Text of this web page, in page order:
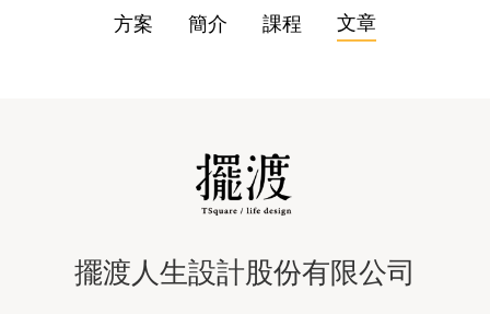
方案 簡介 課程 文章
擺渡人生設計股份有限公司